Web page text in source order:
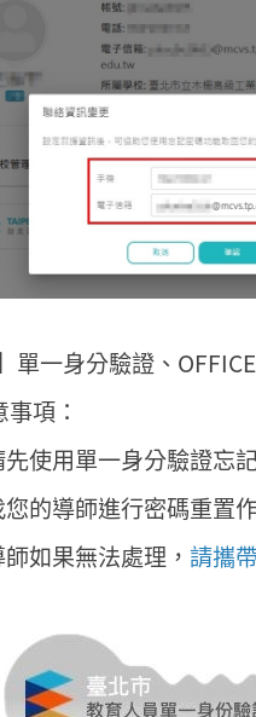
】單一身分驗證、
項：
使用單一身分驗證忘
的導師進行密碼重置
如果無法處理， 請攜